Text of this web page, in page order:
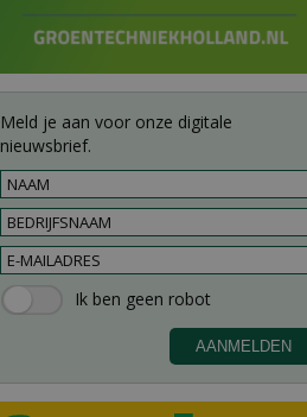
Meld je aan voor onze digitale
nieuwsbrief.